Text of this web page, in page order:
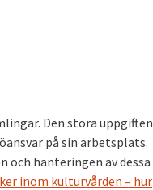
Den stora uppgiften
på sin arbetsplats.
och hanteringen av dessa
inom kulturvården – hur